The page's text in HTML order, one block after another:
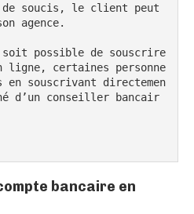
de soucis, le client peut
agence.
possible de souscrire
ligne, certaines personne
souscrivant directemen
d’un conseiller bancair
bancaire en